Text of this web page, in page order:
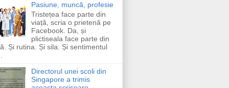
Pasiune, muncă, profesie
Tristețea face parte din
viață, scria o prietenă pe
Facebook. Da, și
plictiseala face parte din
Și rutina. Și sila. Și sentimentul
Directorul unei scoli din
Singapore a trimis